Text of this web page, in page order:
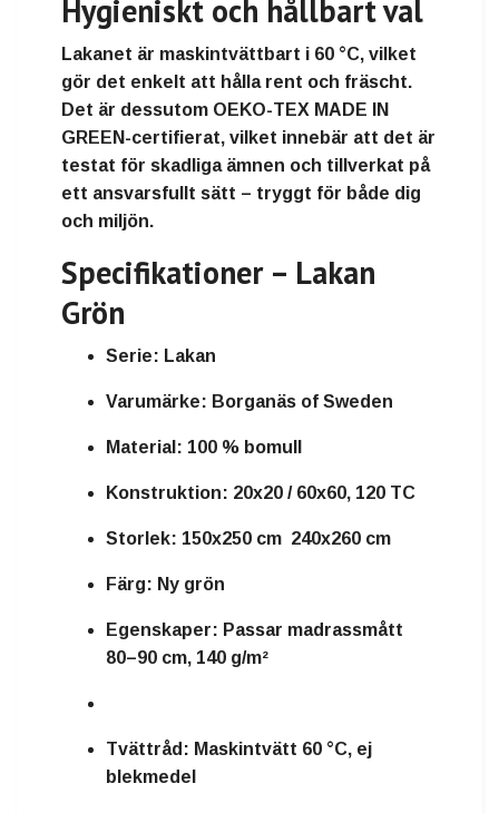
Hygieniskt och hållbart val
Lakanet är maskintvättbart i 60 °C, vilket
gör det enkelt att hålla rent och fräscht.
Det är dessutom OEKO-TEX MADE IN
GREEN-certifierat, vilket innebär att det är
testat för skadliga ämnen och tillverkat på
ett ansvarsfullt sätt – tryggt för både dig
och miljön.
Specifikationer – Lakan
Grön
Serie: Lakan
Varumärke: Borganäs of Sweden
Material: 100 % bomull
Konstruktion: 20x20 / 60x60, 120 TC
Storlek: 150x250 cm 240x260 cm
Färg: Ny grön
Egenskaper: Passar madrassmått
80–90 cm, 140 g/m²
Tvättråd: Maskintvätt 60 °C, ej
blekmedel